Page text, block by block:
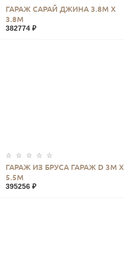
ГАРАЖ САРАЙ ДЖИНА 3.8М Х
3.8М
382774 ₽
КУПИТЬ
ГАРАЖ ИЗ БРУСА ГАРАЖ D 3М Х
5.5М
395256 ₽
КУПИТЬ